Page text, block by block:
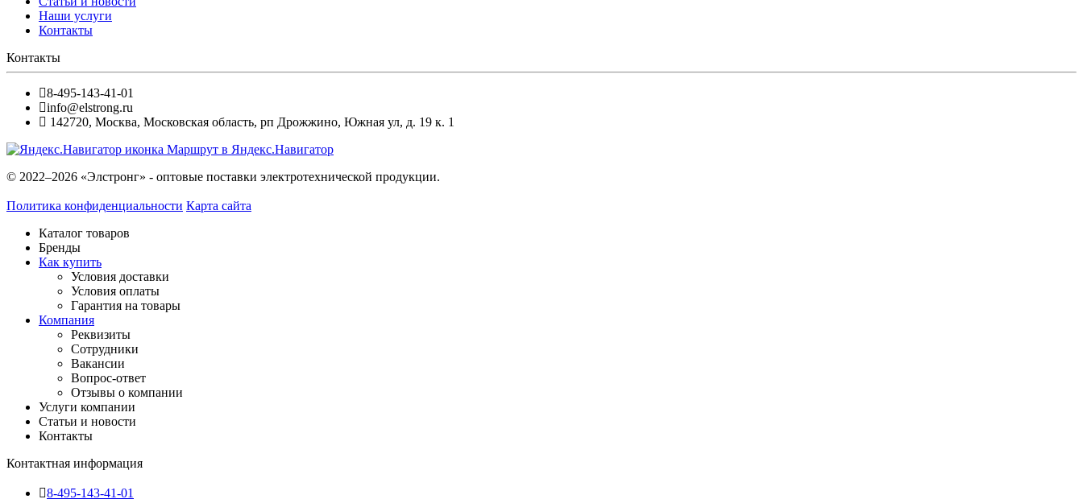
Наши услуги
Контакты
Контакты
8-495-143-41-01
info@elstrong.ru
142720, Москва, Московская область, рп Дрожжино, Южная ул, д. 19 к. 1
Маршрут в Яндекс.Навигатор
© 2022–2026 «Элстронг» - оптовые поставки электротехнической продукции.
Политика конфиденциальности Карта сайта
Каталог товаров
Бренды
Как купить
Условия доставки
Условия оплаты
Гарантия на товары
Компания
Реквизиты
Сотрудники
Вакансии
Вопрос-ответ
Отзывы о компании
Услуги компании
Статьи и новости
Контакты
Контактная информация
8-495-143-41-01